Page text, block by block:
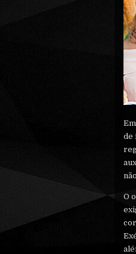
de
O